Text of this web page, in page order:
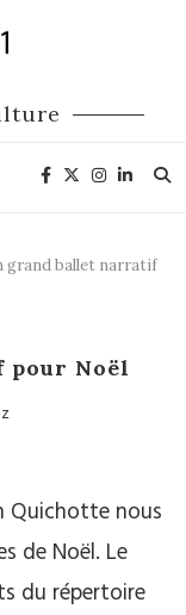
grand ballet narratif
Noël
Quichotte nous
de Noël. Le
du répertoire